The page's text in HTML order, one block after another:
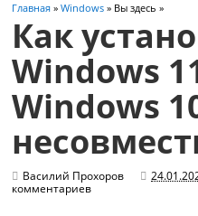
Главная »Windows » Вы здесь »
Как
Windows
Windows
Василий Прохоров
комментариев